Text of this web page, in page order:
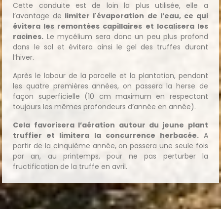
Cette conduite est de loin la plus utilisée, elle a
l’avantage de limiter l'évaporation de l’eau, ce qui
évitera les remontées capillaires et localisera les
racines. Le mycélium sera donc un peu plus profond
dans le sol et évitera ainsi le gel des truffes durant
l’hiver.
Après le labour de la parcelle et la plantation, pendant
les quatre premières années, on passera la herse de
façon superficielle (10 cm maximum en respectant
toujours les mêmes profondeurs d’année en année).
Cela favorisera l’aération autour du jeune plant
truffier et limitera la concurrence herbacée.A
partir de la cinquième année, on passera une seule fois
par an, au printemps, pour ne pas perturber la
fructification de la truffe en avril.